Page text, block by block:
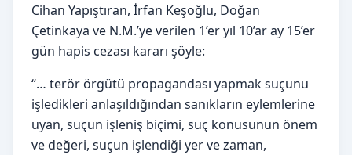
Cihan Yapıştıran, İrfan Keşoğlu, Doğan
Çetinkaya ve N.M.’ye verilen 1’er yıl 10’ar ay 15’er
gün hapis cezası kararı şöyle:
“… terör örgütü propagandası yapmak suçunu
işledikleri anlaşıldığından sanıkların eylemlerine
uyan, suçun işleniş biçimi, suç konusunun önem
ve değeri, suçun işlendiği yer ve zaman,